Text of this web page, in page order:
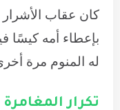
كان عقاب الأشرار
بإعطاء أمه كيسًا
له المنوم مرة
تكرار